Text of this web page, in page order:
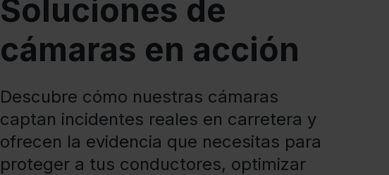
Soluciones de
cámaras en acción
Descubre cómo nuestras cámaras
captan incidentes reales en carretera y
ofrecen la evidencia que necesitas para
proteger a tus conductores, optimizar